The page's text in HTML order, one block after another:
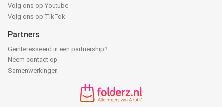
Volg ons op Youtube
Volg ons op TikTok
Partners
Geïnteresseerd in een partnership?
Neem contact op
Samenwerkingen